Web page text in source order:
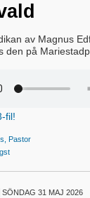
av Magnus
den på
fil!
Pastor
SÖNDAG 31 MAJ 2026